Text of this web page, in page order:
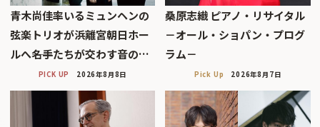
青木尚佳率いるミュンヘンの
弦楽トリオが浜離宮朝日ホー
ルへ――名手たちが交わす音の…
PICK UP 2026年8月8日
桑原志織 ピアノ・リサイタル
－オール・ショパン・プログ
ラム－
Pick Up 2026年8月7日